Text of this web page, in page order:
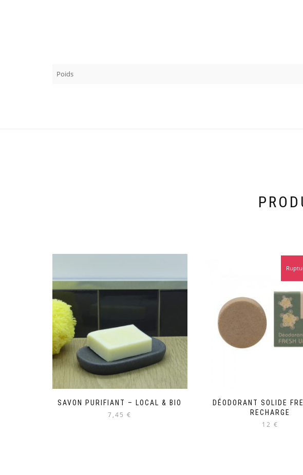
Poids
SAVON PURIFIANT – LOCAL & BIO
7,45 €
DÉODORANT SOLIDE
RECHARGE
12 €